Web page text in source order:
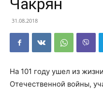
Чакрян
31.08.2018
На 101 году ушел из
Отечественной войны,